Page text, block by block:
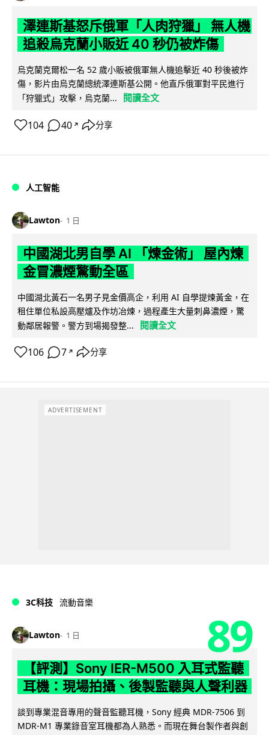
澤連斯基怒斥俄軍「人肉狩獵」 無人機
追殺烏克蘭小販近 40 秒仍被炸傷
烏克蘭克爾松一名 52 歲小販被俄軍無人機追擊近 40 秒後被炸
傷，影片由烏克蘭總統澤連斯基公開。他直斥俄軍對平民進行
「狩獵式」攻擊，烏克蘭...
閱讀全文
104 40 ↗ 分享
人工智能
Lawton 1 日
中國湖北男自學 AI 「煉金術」 屋內煉
金冒濃煙驚動全區
中國湖北黃石一名男子見金價高企，利用 AI 自學提煉黃金，在
租住單位私設高壓爐及作坊冶煉，過程產生大量刺鼻濃煙，驚
動鄰居報警。警方到場揭發整...
閱讀全文
106 7 ↗ 分享
ADVERTISEMENT
3C科技 流動音樂
Lawton 1 日 89
【評測】Sony IER-M500 入耳式監聽
耳機：現場拍攝、後製監聽與人聲利器
談到專業混音專用的聲音監聽耳機，Sony 經典 MDR-7506 到
MDR-M1 專業錄音室耳機都為人熟悉。而現在舞台製作者與創